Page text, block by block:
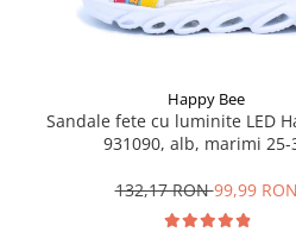
Happy Bee
Sandale fete cu luminite LED
931090, alb, marimi 25-
132,17 RON99,99 RON